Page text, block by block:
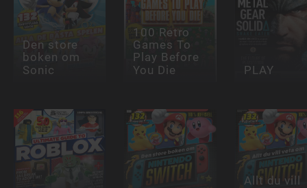
Den store
boken om
Sonic
100 Retro
Games To
Play Before
You Die PLAY
Allt du vill